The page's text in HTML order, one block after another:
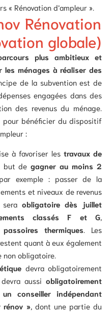
« Rénovation d’ampleur ».
Rénovation
globale)
plus ambitieux et
les ménages à réaliser des
de la subvention est de
engagées dans des
des revenus du ménage.
pour bénéficier du dispositif
:
à favoriser les travaux de
but degagner au moins 2
exemple : passer de la
et niveaux de revenus
seraobligatoire dès juillet
classés F et G,
passoires thermiques. Les
quant à eux également
non obligatoire.
devra obligatoirement
aussi obligatoirement
conseiller indépendant
rénov », dont une partie du